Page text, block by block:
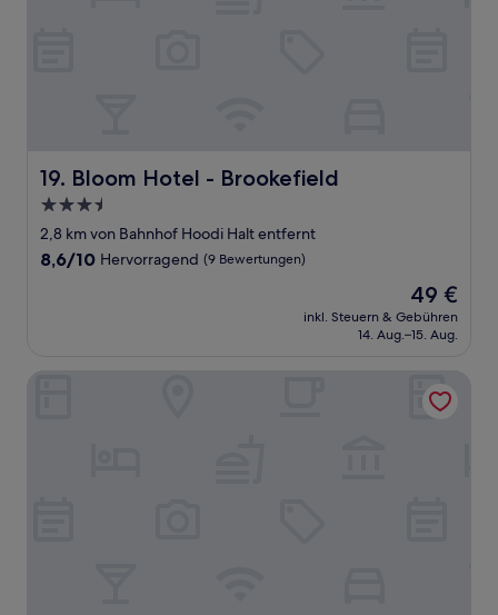
19. Bloom Hotel - Brookefield
Bloom Hotel - Brookefield
3.5-
Sterne-
Unterkunft
2,8 km von Bahnhof Hoodi Halt entfernt
8.6
8,6/10 Hervorragend (9 Bewertungen)
Der
Preis
beträgt
49 €
inkl. Steuern & Gebühren
14. Aug.–15. Aug.